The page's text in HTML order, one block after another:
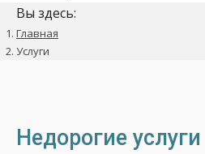
Вы здесь:
Главная
Услуги
Недорогие